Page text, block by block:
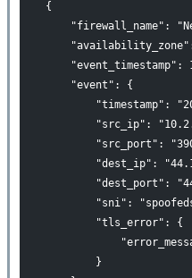
{
"firewall_name":
"event_timestamp":
    "event": {
"timestamp":
"src_ip":
"src_port":
"dest_ip":
"dest_port":
"sni":
        "tls_error": {
        }